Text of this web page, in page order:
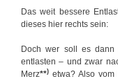
Das weit bessere
dieses hier rechts sein:
Doch wer soll es
entlasten – und zwar
Merz**) etwa? Also